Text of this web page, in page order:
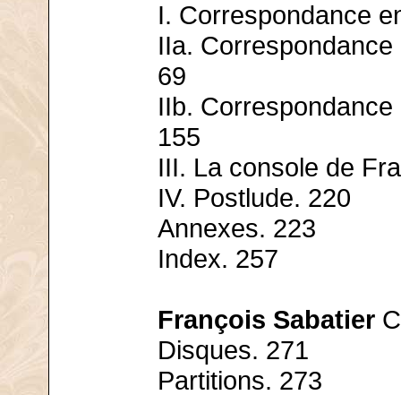
I. Correspondance
IIa.
69
IIb.
155
III. La console de
IV. Postlude. 220
Annexes. 223
Index. 257
François Sabatier
Disques. 271
Partitions. 273